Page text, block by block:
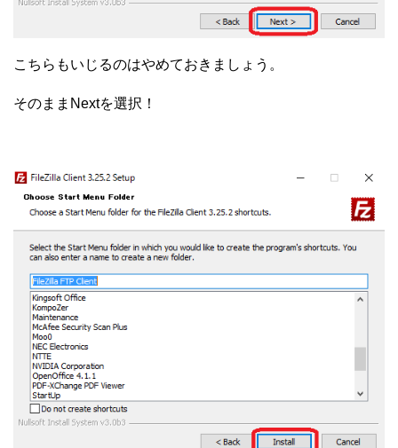
こちらもいじるのはやめておきましょう。
そのままNextを選択！